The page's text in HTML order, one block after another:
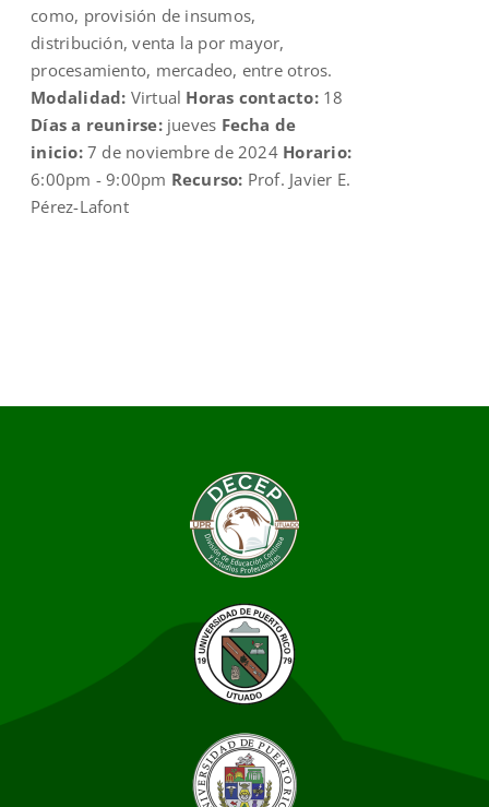
como, provisión de insumos,
distribución, venta la por mayor,
procesamiento, mercadeo, entre otros.
Modalidad: Virtual Horas contacto:18
Días a reunirse: jueves Fecha de
inicio: 7 de noviembre de 2024 Horario:
6:00pm - 9:00pm Recurso: Prof. Javier E.
Pérez-Lafont